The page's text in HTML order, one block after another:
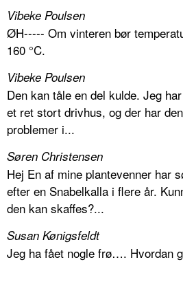
Vibeke Poulsen
ØH----- Om vinteren bør
160 °C.
Vibeke Poulsen
Den kan tåle en del kulde. Jeg
et ret stort drivhus, og der har
problemer i...
Søren Christensen
Hej En af mine plantevenner har
efter en Snabelkalla i flere år.
den kan skaffes?...
Susan Kønigsfeldt
Jeg ha fået nogle frø…. Hvordan